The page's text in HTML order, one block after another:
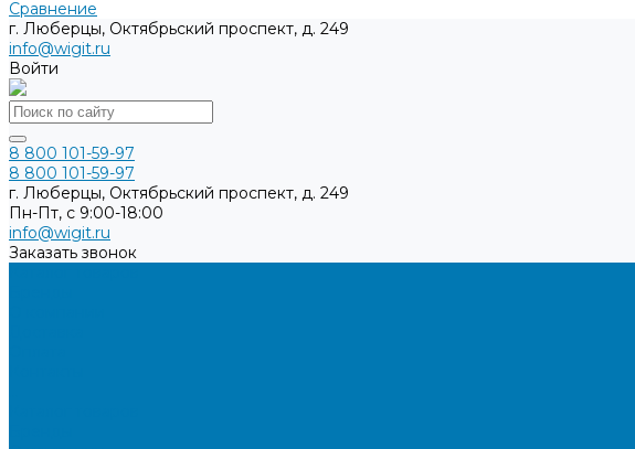
Сравнение
г. Люберцы, Октябрьский проспект, д. 249
info@wigit.ru
Войти
8 800 101-59-97
8 800 101-59-97
г. Люберцы, Октябрьский проспект, д. 249
Пн-Пт, с 9:00-18:00
info@wigit.ru
Заказать звонок